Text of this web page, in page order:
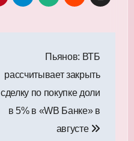
Пьянов: ВТБ
рассчитывает закрыть
сделку по покупке доли
в 5% в «WB Банке» в
августе